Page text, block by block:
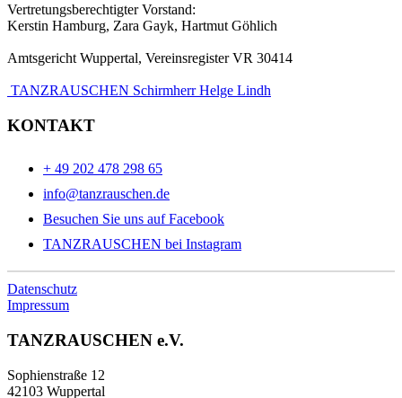
Vertretungsberechtigter Vorstand:
Kerstin Hamburg, Zara Gayk, Hartmut Göhlich
Amtsgericht Wuppertal, Vereinsregister VR 30414
TANZRAUSCHEN Schirmherr Helge Lindh
KONTAKT
+ 49 202 478 298 65
info@tanzrauschen.de
Besuchen Sie uns auf Facebook
TANZRAUSCHEN bei Instagram
Datenschutz
Impressum
TANZRAUSCHEN e.V.
Sophienstraße 12
42103 Wuppertal